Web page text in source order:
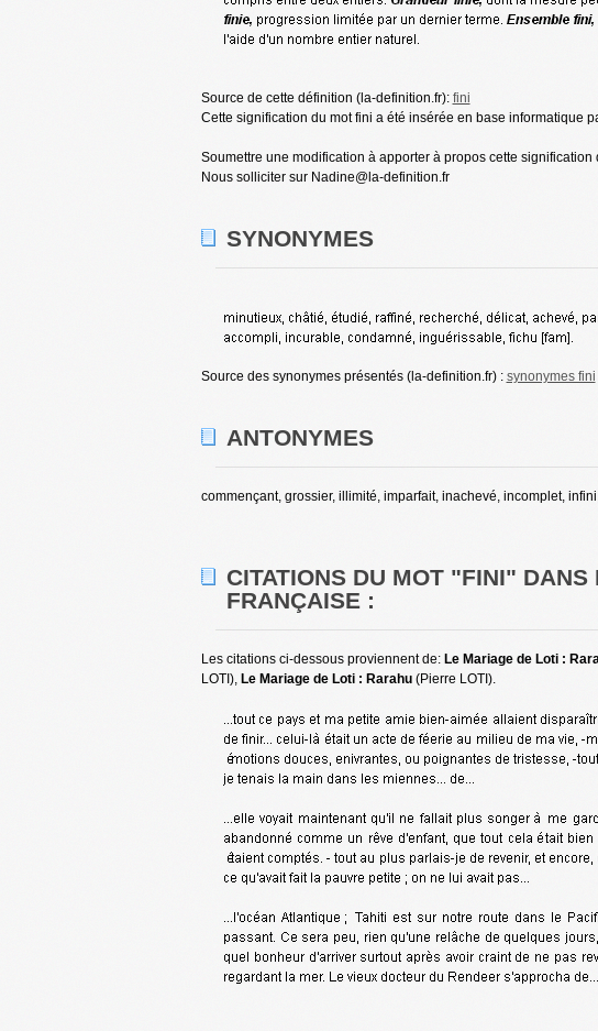
Source de cette définition (la-definition.fr): fini
Cette signification du mot fini a été insérée en base informatique
Soumettre une modification à apporter à propos cette signification
Nous solliciter sur Nadine@la-definition.fr
SYNONYMES
Source des synonymes présentés (la-definition.fr) : synonymes fini
ANTONYMES
commençant, grossier, illimité, imparfait, inachevé, incomplet,
CITATIONS DU MOT "FINI" DANS
FRANÇAISE :
Les citations ci-dessous proviennent de: Le Mariage de Loti :
LOTI), Le Mariage de Loti : Rarahu(Pierre LOTI).